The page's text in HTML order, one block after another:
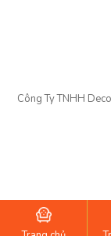
Công Ty TNHH